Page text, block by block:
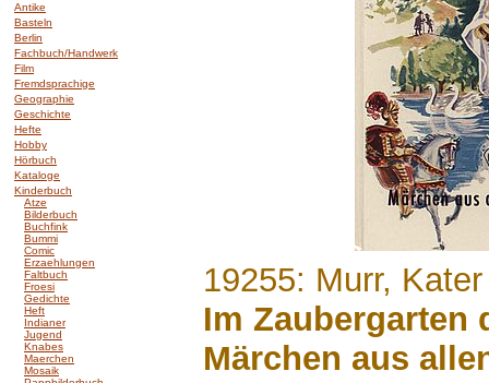
Antike
Basteln
Berlin
Fachbuch/Handwerk
Film
Fremdsprachige
Geographie
Geschichte
Hefte
Hobby
Hörbuch
Kataloge
Kinderbuch
Atze
Bilderbuch
Buchfink
Bummi
Comic
Erzaehlungen
Faltbuch
Froesi
Gedichte
Heft
Indianer
Jugend
Knabes
Maerchen
Mosaik
19255: Murr, Kater
Im Zaubergarten
Märchen aus